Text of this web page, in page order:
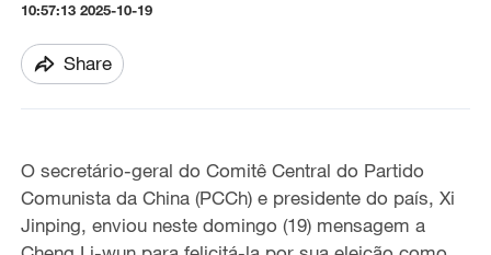
10:57:13 2025-10-19
Share
O secretário-geral do Comitê Central do Partido
Comunista da China (PCCh) e presidente do país, Xi
Jinping, enviou neste domingo (19) mensagem a